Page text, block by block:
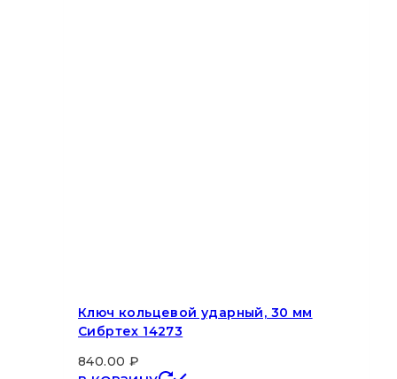
Ключ кольцевой ударный, 30 мм
Сибртех 14273
840.00 ₽